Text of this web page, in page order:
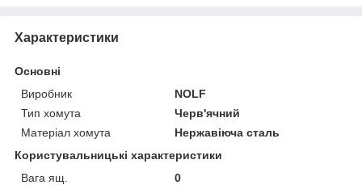
Характеристики
Основні
Виробник
NOLF
Тип хомута
Черв'ячний
Матеріал хомута
Нержавіюча сталь
Користувальницькі характеристики
Вага ящ.
0